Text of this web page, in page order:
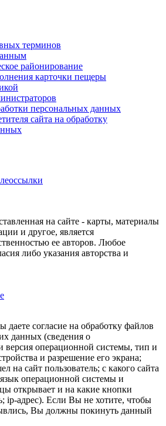
терминов
районирование
карточки пещеры
персональных данных
сайта на обработку
на сайте - карты, материалы
и другое, является
ее авторов. Любое
либо указания авторства и
даете согласие на обработку файлов
данных (сведения о
версия операционной системы, тип и
и разрешение его экрана;
на сайт пользователь; с какого сайта
операционной системы и
открывает и на какие кнопки
ip-адрес). Если Вы не хотите, чтобы
Вы должны покинуть данный